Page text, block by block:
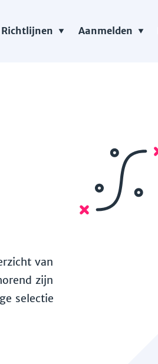
Richtlijnen Aanmelden
van
zijn
selectie